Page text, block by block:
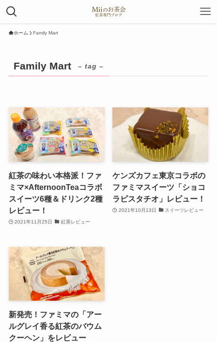
ホーム Family Mart
Family Mart – tag –
紅茶の味わい本格派！ファ
ミマ×AfternoonTeaコラボ
スイーツ6種＆ドリンク2種
レビュー！
2021年11月25日 紅茶レビュー
ケンズカフェ東京コラボの
ファミマスイーツ「ショコ
ラピスタチオ」レビュー！
2021年10月13日 スイーツレビュー
新発売！ファミマの「アー
ルグレイ香る紅茶のバウム
クーヘン」をレビュー